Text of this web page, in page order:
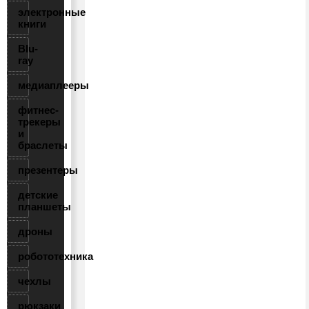
электронные
книги
Blu-
ray
медиаплееры
фитнес-
трекеры
и
браслеты
презентеры
детские
планшеты
дроны
робототехника
чехлы
рюкзаки